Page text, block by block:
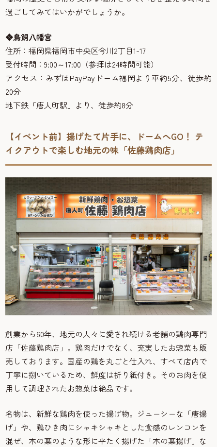
過ごしてみてはいかがでしょうか。
❖鳥飼八幡宮
住所：福岡県福岡市中央区今川2丁目1-17
受付時間：9:00～17:00（参拝は24時間可能）
アクセス：みずほPayPayドーム福岡より車約5分、徒歩約
20分
地下鉄「唐人町駅」より、徒歩約8分
【イベント前】揚げたて片手に、ドームへGO！ テ
イクアウトで楽しむ地元の味「佐藤鶏肉店」
創業から60年、地元の人々に愛され続ける老舗の鶏肉専門
店「佐藤鶏肉店」。鶏肉だけでなく、充実したお惣菜も販
売しております。国産の鶏を丸ごと仕入れ、すべて店内で
丁寧に捌いているため、鮮度は折り紙付き。そのお肉を使
用して調理されたお惣菜は絶品です。
名物は、新鮮な鶏肉を使った揚げ物。ジューシーな「唐揚
げ」や、鶏ひき肉にシャキシャキとした食感のレンコンを
混ぜ、木の葉のような形に平たく揚げた「木の葉揚げ」な